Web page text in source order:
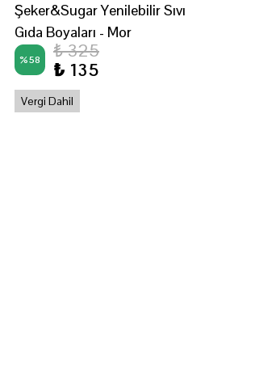
Şeker&Sugar Yenilebilir Sıvı
Gıda Boyaları - Mor
%58
₺ 325
₺ 135
Vergi Dahil